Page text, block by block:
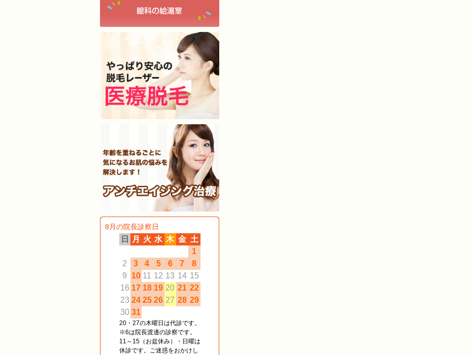
8月の院長診察日
日 月 火 水 木 金 土
1
2
3 4 5 6 7
8
9
10 11 12 13 14 15
16 17 18 19 20 21 22
23 24 25 26 27 28 29
30 31
20・27の木曜日は代診です。
※6は院長渡邊の診察です。
11～15（お盆休み）・日曜は
休診です。ご迷惑をおかけし